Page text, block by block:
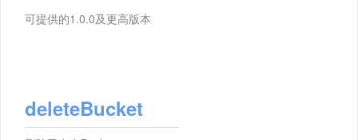
可提供的1.0.0及更高版本
deleteBucket